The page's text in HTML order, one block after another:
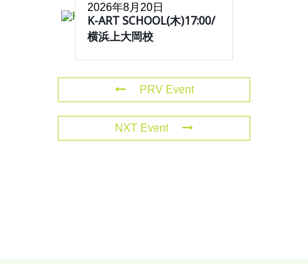
2026年8月20日
K-ART SCHOOL(木)17:00/
横浜上大岡校
PRV Event
NXT Event